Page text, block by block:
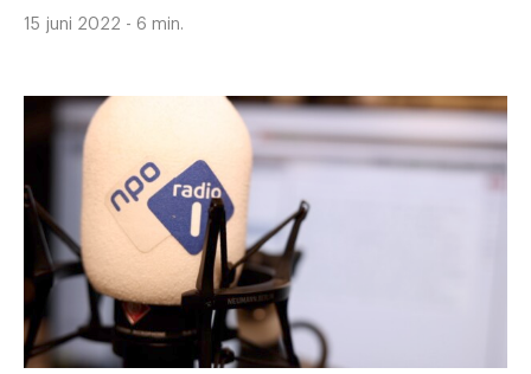
15 juni 2022 - 6 min.